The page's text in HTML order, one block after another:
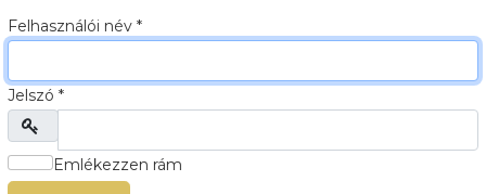
Felhasználói név *
Jelszó *
Megjelenítés
Emlékezzen rám